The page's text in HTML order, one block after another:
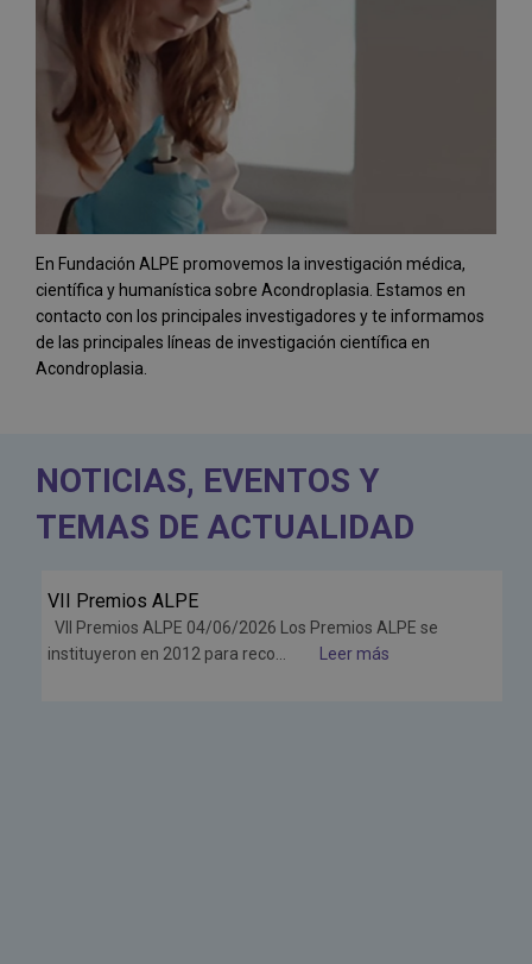
En Fundación ALPE promovemos la investigación médica,
científica y humanística sobre Acondroplasia. Estamos en
contacto con los principales investigadores y te informamos
de las principales líneas de investigación científica en
Acondroplasia.
NOTICIAS, EVENTOS Y
TEMAS DE ACTUALIDAD
Jun
26
VII Premios ALPE
VII Premios ALPE 04/06/2026 Los Premios ALPE se
instituyeron en 2012 para reco...
Leer más